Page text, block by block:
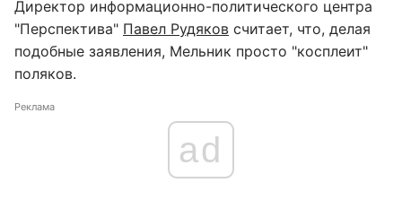
Директор информационно-политического центра
"Перспектива" Павел Рудяков считает, что, делая
подобные заявления, Мельник просто "косплеит"
поляков.
Реклама
ad